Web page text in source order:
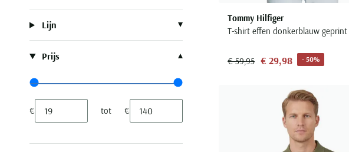
Lijn
Prijs
Range slider min value
Range slider max value
Minimum value input
€ tot
Maximum value input
€
Tommy Hilfiger
T-shirt effen donkerblauw geprint
€ 59,95 € 29,98 - 50%